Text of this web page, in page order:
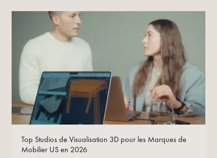
Lire maintenant
Top Studios de Visualisation 3D pour les Marques de
Mobilier US en 2026